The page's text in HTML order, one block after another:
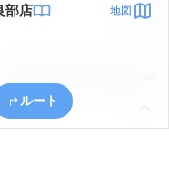
部店 地図
ルート